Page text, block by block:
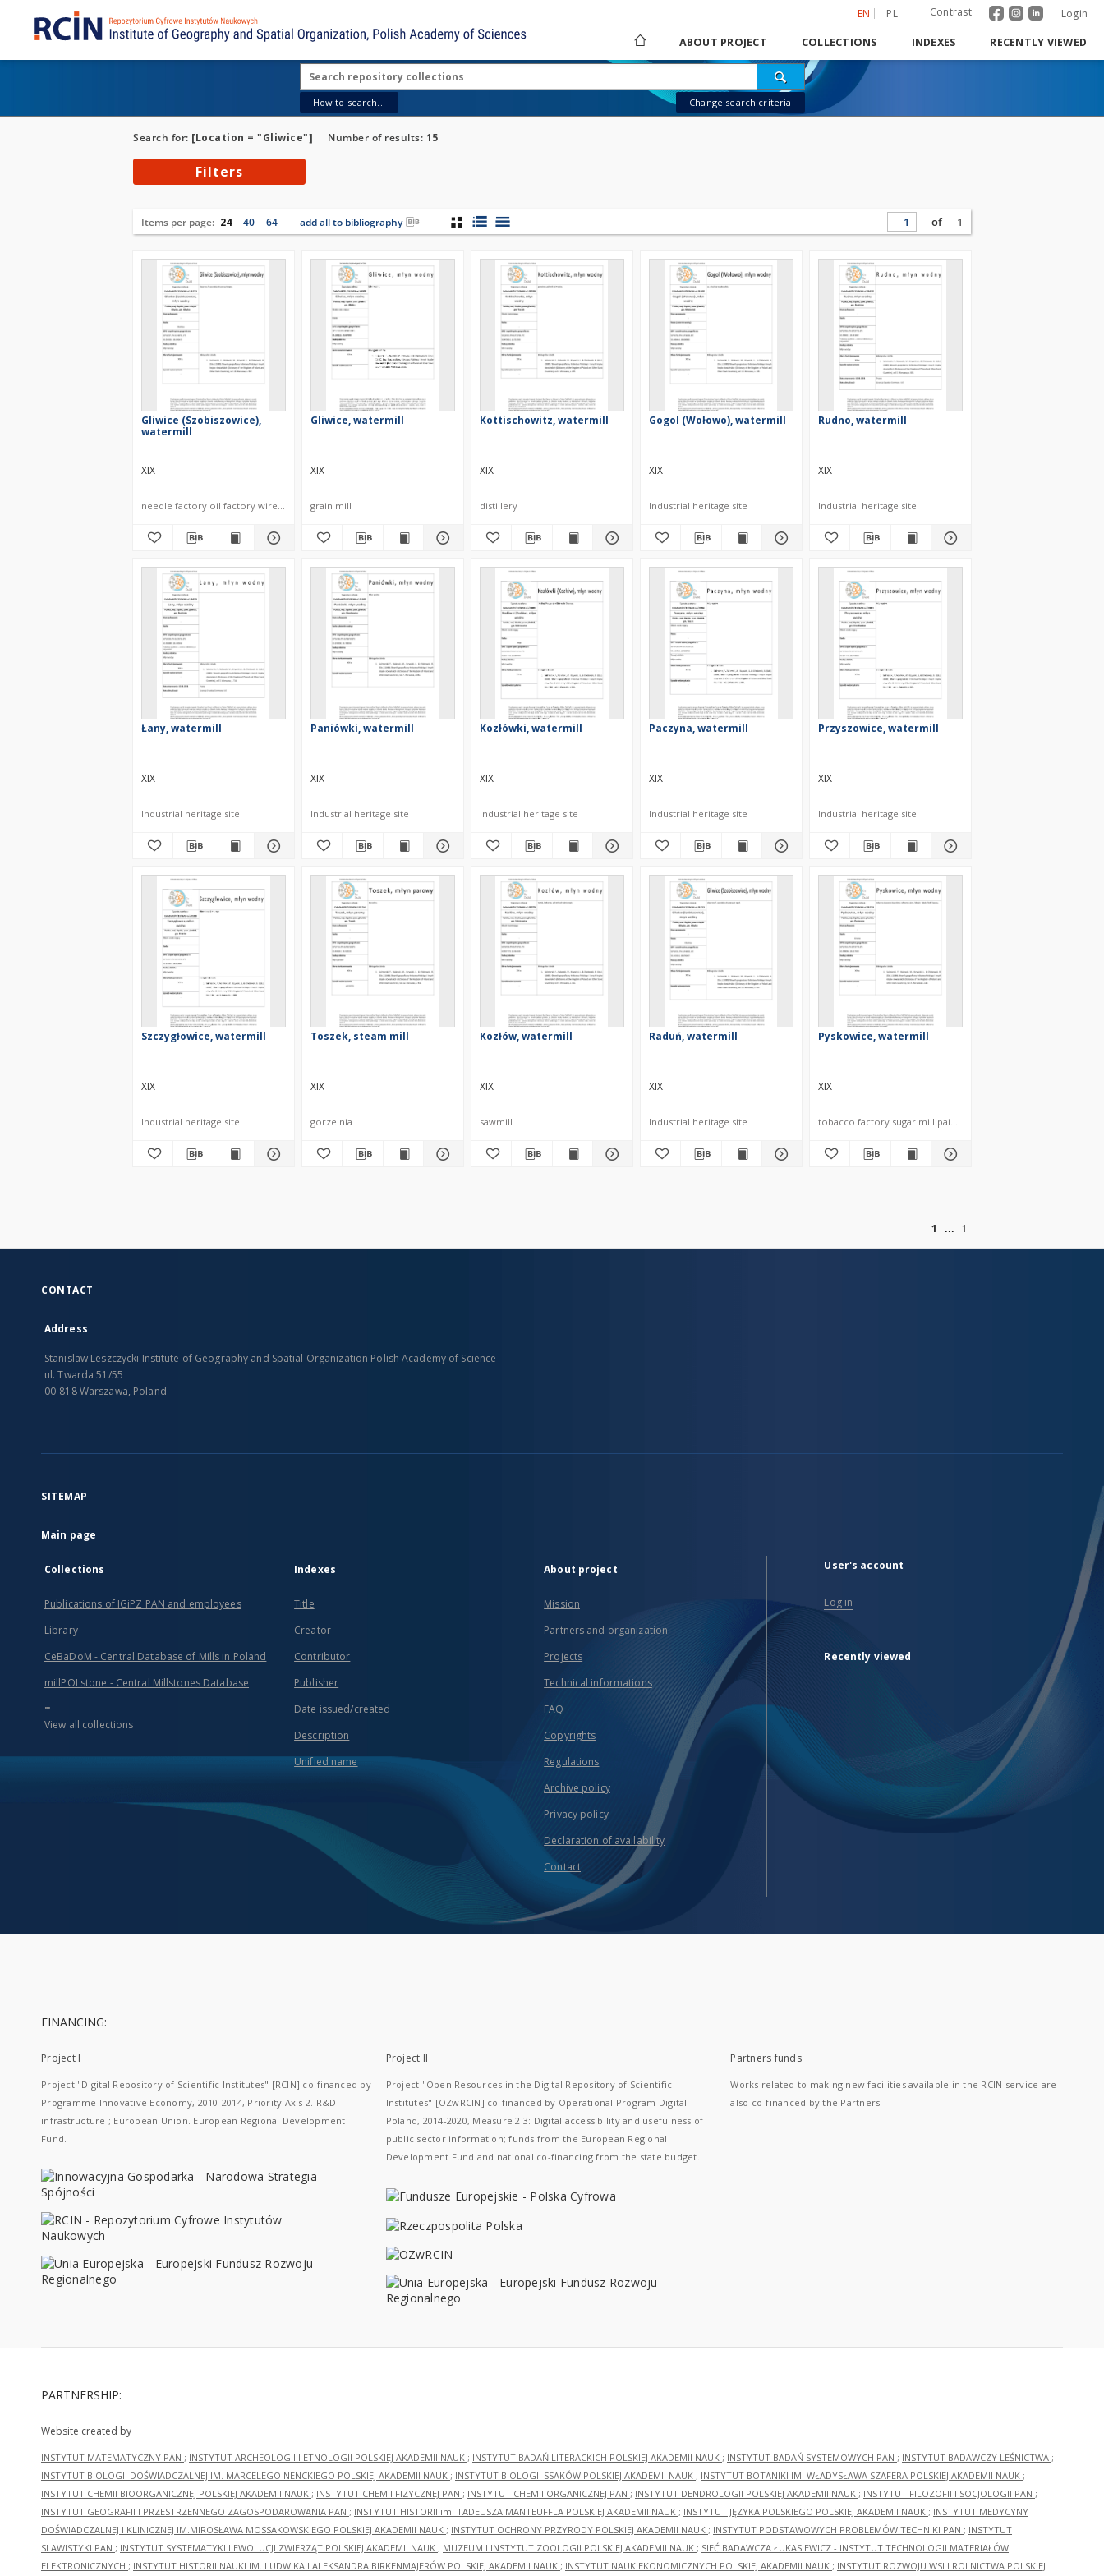
EN PL Contrast Login
ABOUT PROJECT COLLECTIONS INDEXES RECENTLY VIEWED
How to search... Change search criteria
Search for: [Location = "Gliwice"] Number of results: 15
Filters
Items per page: 24 40 64 add all to bibliography of 1
Gliwice (Szobiszowice),
watermill
XIX
needle factory oil factory wire factory
Gliwice, watermill
XIX
grain mill
Kottischowitz, watermill
XIX
distillery
Gogol (Wołowo), watermill
XIX
Industrial heritage site
Rudno, watermill
XIX
Industrial heritage site
Łany, watermill
XIX
Industrial heritage site
Paniówki, watermill
XIX
Industrial heritage site
Kozłówki, watermill
XIX
Industrial heritage site
Paczyna, watermill
XIX
Industrial heritage site
Przyszowice, watermill
XIX
Industrial heritage site
Szczygłowice, watermill
XIX
Industrial heritage site
Toszek, steam mill
XIX
gorzelnia
Kozłów, watermill
XIX
sawmill
Raduń, watermill
XIX
Industrial heritage site
Pyskowice, watermill
XIX
1
1
CONTACT
Address
Stanislaw Leszczycki Institute of Geography and Spatial Organization Polish Academy of Science
ul. Twarda 51/55
00-818 Warszawa, Poland
SITEMAP
Main page
Collections
Publications of IGiPZ PAN and employees
Library
CeBaDoM - Central Database of Mills in Poland
millPOLstone - Central Millstones Database
...
View all collections
Indexes
Title
Creator
Contributor
Publisher
Date issued/created
Description
Unified name
About project
Mission
Partners and organization
Projects
Technical informations
FAQ
Copyrights
Regulations
Archive policy
Privacy policy
Declaration of availability
Contact
User's account
Log in
Recently viewed
FINANCING:
Project I
Project "Digital Repository of Scientific Institutes" [RCIN] co-financed by
Programme Innovative Economy, 2010-2014, Priority Axis 2. R&D
infrastructure ; European Union. European Regional Development
Fund.
Project II
Project "Open Resources in the Digital Repository of Scientific
Institutes" [OZwRCIN] co-financed by Operational Program Digital
Poland, 2014-2020, Measure 2.3: Digital accessibility and usefulness of
public sector information; funds from the European Regional
Development Fund and national co-financing from the state budget.
Partners funds
Works related to making new facilities available in the RCIN service are
also co-financed by the Partners.
PARTNERSHIP:
Website created by
INSTYTUT MATEMATYCZNY PAN ; INSTYTUT ARCHEOLOGII I ETNOLOGII POLSKIEJ AKADEMII NAUK ; INSTYTUT BADAŃ LITERACKICH POLSKIEJ AKADEMII NAUK ; INSTYTUT BADAŃ SYSTEMOWYCH PAN ; INSTYTUT BADAWCZY LEŚNICTWA ;
INSTYTUT BIOLOGII DOŚWIADCZALNEJ IM. MARCELEGO NENCKIEGO POLSKIEJ AKADEMII NAUK ; INSTYTUT BIOLOGII SSAKÓW POLSKIEJ AKADEMII NAUK ; INSTYTUT BOTANIKI IM. WŁADYSŁAWA SZAFERA POLSKIEJ AKADEMII NAUK ;
INSTYTUT CHEMII BIOORGANICZNEJ POLSKIEJ AKADEMII NAUK ; INSTYTUT CHEMII FIZYCZNEJ PAN ; INSTYTUT CHEMII ORGANICZNEJ PAN ; INSTYTUT DENDROLOGII POLSKIEJ AKADEMII NAUK ; INSTYTUT FILOZOFII I SOCJOLOGII PAN ;
INSTYTUT GEOGRAFII I PRZESTRZENNEGO ZAGOSPODAROWANIA PAN ; INSTYTUT HISTORII im. TADEUSZA MANTEUFFLA POLSKIEJ AKADEMII NAUK ; INSTYTUT JĘZYKA POLSKIEGO POLSKIEJ AKADEMII NAUK ; INSTYTUT MEDYCYNY
DOŚWIADCZALNEJ I KLINICZNEJ IM.MIROSŁAWA MOSSAKOWSKIEGO POLSKIEJ AKADEMII NAUK ; INSTYTUT OCHRONY PRZYRODY POLSKIEJ AKADEMII NAUK ; INSTYTUT PODSTAWOWYCH PROBLEMÓW TECHNIKI PAN ; INSTYTUT
SLAWISTYKI PAN ; INSTYTUT SYSTEMATYKI I EWOLUCJI ZWIERZĄT POLSKIEJ AKADEMII NAUK ; MUZEUM I INSTYTUT ZOOLOGII POLSKIEJ AKADEMII NAUK ; SIEĆ BADAWCZA ŁUKASIEWICZ - INSTYTUT TECHNOLOGII MATERIAŁÓW
ELEKTRONICZNYCH ; INSTYTUT HISTORII NAUKI IM. LUDWIKA I ALEKSANDRA BIRKENMAJERÓW POLSKIEJ AKADEMII NAUK ; INSTYTUT NAUK EKONOMICZNYCH POLSKIEJ AKADEMII NAUK ; INSTYTUT ROZWOJU WSI I ROLNICTWA POLSKIEJ